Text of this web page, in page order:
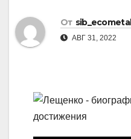
От sib_ecometal
АВГ 31, 2022